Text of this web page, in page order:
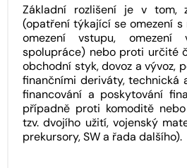
Základní rozlišení je v tom,
(opatření týkající se omezení s
omezení vstupu,
spolupráce) nebo proti určité
obchodní styk, dovoz a vývoz,
finančními deriváty, technická
financování a poskytování
případně proti komoditě
tzv. dvojího užití, vojenský
prekursory, SW a řada dalšího).